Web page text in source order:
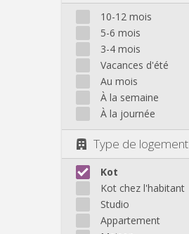
10-12 mois
5-6 mois
3-4 mois
Vacances d'été
Au mois
À la semaine
À la journée
Type de logement
Kot
Kot chez l'habitant
Studio
Appartement